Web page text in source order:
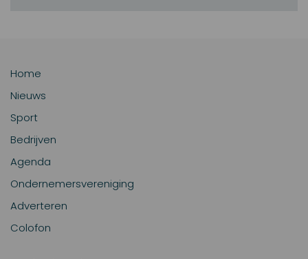
Home
Nieuws
Sport
Bedrijven
Agenda
Ondernemersvereniging
Adverteren
Colofon